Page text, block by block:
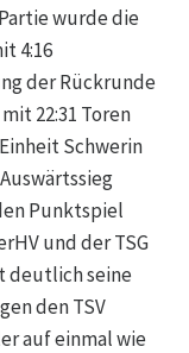
wurde die
4:16
der Rückrunde
22:31 Toren
Schwerin
Punktspiel
und der TSG
deutlich seine
den TSV
auf einmal wie